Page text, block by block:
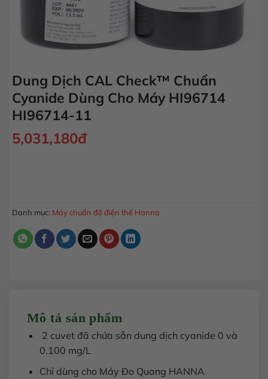
Dung Dịch CAL Check™ Chuẩn
Cyanide Dùng Cho Máy HI96714
HI96714-11
5,031,180đ
Danh mục: Máy chuẩn độ điện thế Hanna
Mô tả sản phẩm
2 cuvet đã chứa sẵn dung dịch cyanide 0 và
0.100 mg/L
Chỉ dùng cho Máy Đo Quang HANNA